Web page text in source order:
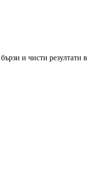
и чисти резултати в